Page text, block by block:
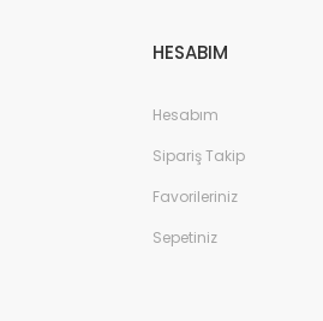
HESABIM
Hesabım
Sipariş Takip
Favorileriniz
Sepetiniz